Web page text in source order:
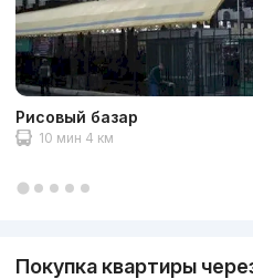
Рисовый базар
10 мин 4 км
Покупка квартиры